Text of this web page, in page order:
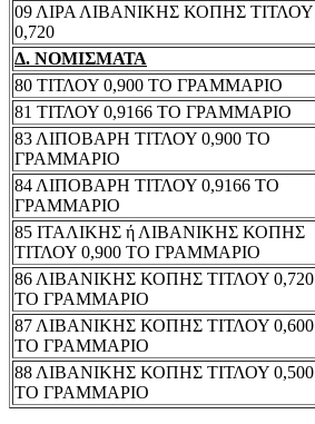
09 ΛΙΡΑ ΛΙΒΑΝΙΚΗΣ ΚΟΠΗΣ ΤΙΤΛΟΥ
0,720
Δ. ΝΟΜΙΣΜΑΤΑ
80 ΤΙΤΛΟΥ 0,900 ΤΟ ΓΡΑΜΜΑΡΙΟ
81 ΤΙΤΛΟΥ 0,9166 ΤΟ ΓΡΑΜΜΑΡΙΟ
83 ΛΙΠΟΒΑΡΗ ΤΙΤΛΟΥ 0,900 ΤΟ
ΓΡΑΜΜΑΡΙΟ
84 ΛΙΠΟΒΑΡΗ ΤΙΤΛΟΥ 0,9166 ΤΟ
ΓΡΑΜΜΑΡΙΟ
85 ΙΤΑΛΙΚΗΣ ή ΛΙΒΑΝΙΚΗΣ ΚΟΠΗΣ
ΤΙΤΛΟΥ 0,900 ΤΟ ΓΡΑΜΜΑΡΙΟ
86 ΛΙΒΑΝΙΚΗΣ ΚΟΠΗΣ ΤΙΤΛΟΥ 0,720
ΤΟ ΓΡΑΜΜΑΡΙΟ
87 ΛΙΒΑΝΙΚΗΣ ΚΟΠΗΣ ΤΙΤΛΟΥ 0,600
ΤΟ ΓΡΑΜΜΑΡΙΟ
88 ΛΙΒΑΝΙΚΗΣ ΚΟΠΗΣ ΤΙΤΛΟΥ 0,500
ΤΟ ΓΡΑΜΜΑΡΙΟ